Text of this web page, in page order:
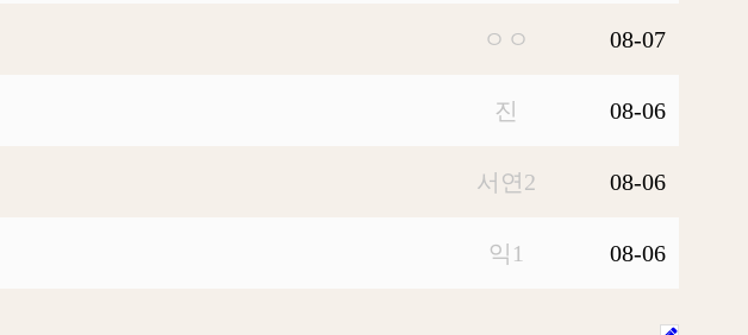
ㅇㅇ 08-07
진 08-06
서연2 08-06
익1 08-06